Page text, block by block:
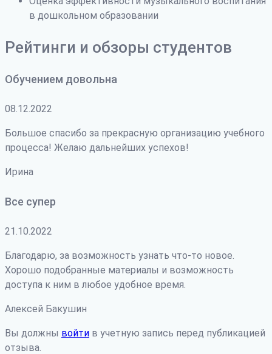
в дошкольном образовании
Рейтинги и обзоры студентов
Обучением довольна
08.12.2022
Большое спасибо за прекрасную организацию учебного
процесса! Желаю дальнейших успехов!
Ирина
Все супер
21.10.2022
Благодарю, за возможность узнать что-то новое.
Хорошо подобранные материалы и возможность
доступа к ним в любое удобное время.
Алексей Бакушин
Вы должны войти в учетную запись перед публикацией
отзыва.